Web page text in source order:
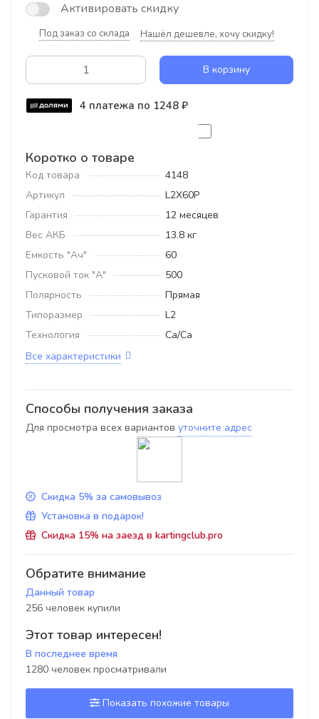
Активировать скидку
Под заказ со склада Нашёл дешевле, хочу скидку!
В корзину
4 платежа по 1248 ₽
Коротко о товаре
Код товара
4148
Артикул
L2X60P
Гарантия
12 месяцев
Вес АКБ
13.8 кг
Емкость "Ач"
60
Пусковой ток "А"
500
Полярность
Прямая
Типоразмер
L2
Технология
Ca/Ca
Все характеристики
Способы получения заказа
Для просмотра всех вариантов уточните адрес
Скидка 5% за самовывоз
Установка в подарок!
Скидка 15% на заезд в kartingclub.pro
Обратите внимание
Данный товар
256 человек купили
Этот товар интересен!
В последнее время
1280 человек просматривали
Показать похожие товары